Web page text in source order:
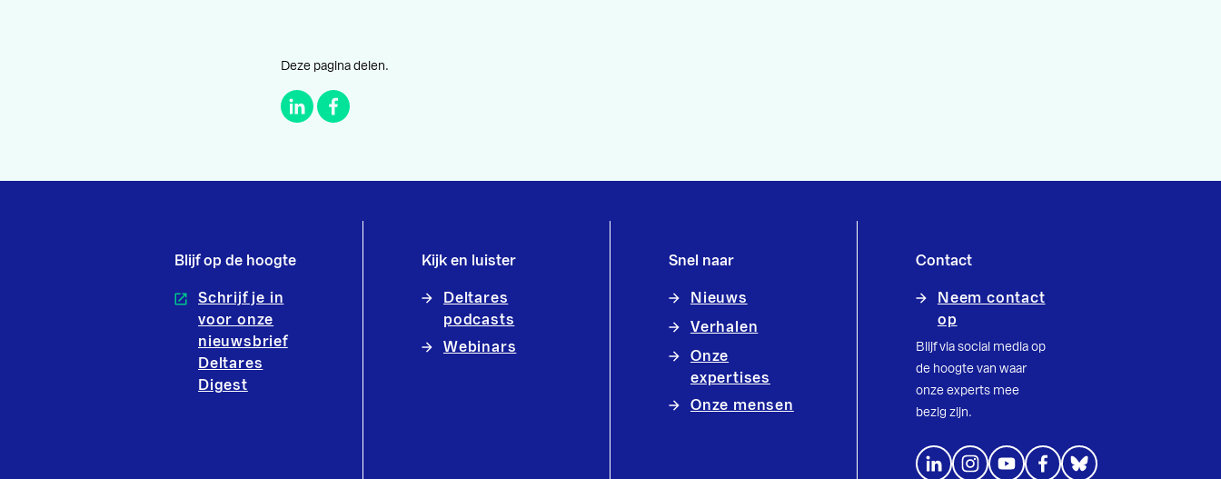
Deze pagina delen.
Blijf op de hoogte
Schrijf je in
voor onze
nieuwsbrief
Deltares
Digest
Kijk en luister
Deltares
podcasts
Webinars
Snel naar
Nieuws
Verhalen
Onze
expertises
Onze mensen
Contact
Neem contact
op
Blijf via social media op
de hoogte van waar
onze experts mee
bezig zijn.